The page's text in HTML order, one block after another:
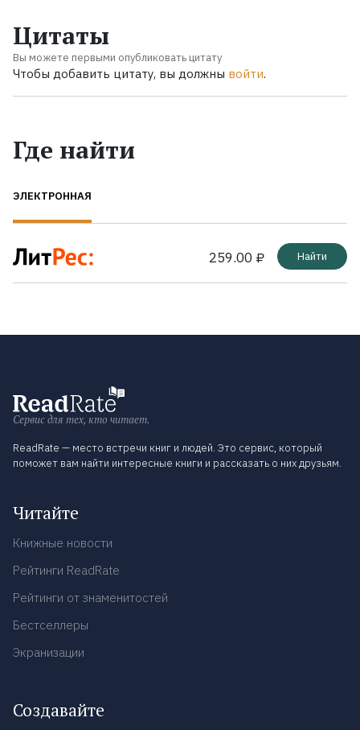
Цитаты
Вы можете первыми опубликовать цитату
Чтобы добавить цитату, вы должны войти.
Где найти
ЭЛЕКТРОННАЯ
259.00 ₽ Найти
Сервис для тех, кто читает.
ReadRate — место встречи книг и людей. Это сервис, который
поможет вам найти интересные книги и рассказать о них друзьям.
Читайте
Книжные новости
Рейтинги ReadRate
Рейтинги от знаменитостей
Бестселлеры
Экранизации
Создавайте